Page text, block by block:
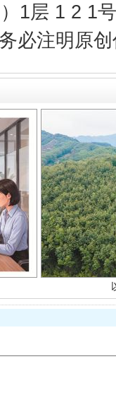
1层 1 2 1
必注明原
一